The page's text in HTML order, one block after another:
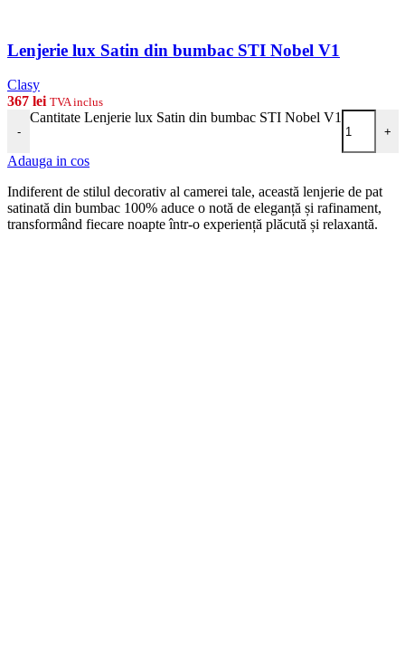
Lenjerie lux Satin din bumbac STI Nobel V1
Clasy
367 lei TVA inclus
-
Cantitate Lenjerie lux Satin din bumbac STI Nobel V1
+
Adauga in cos
Indiferent de stilul decorativ al camerei tale, această lenjerie de pat
satinată din bumbac 100% aduce o notă de eleganță și rafinament,
transformând fiecare noapte într-o experiență plăcută și relaxantă.